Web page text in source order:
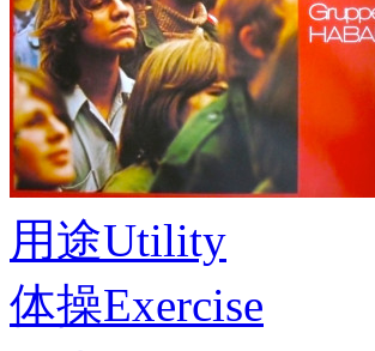
用途Utility
体操Exercise